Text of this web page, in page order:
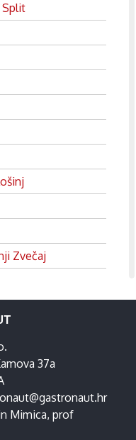
Split
Zvečaj
37a
Mimica, prof